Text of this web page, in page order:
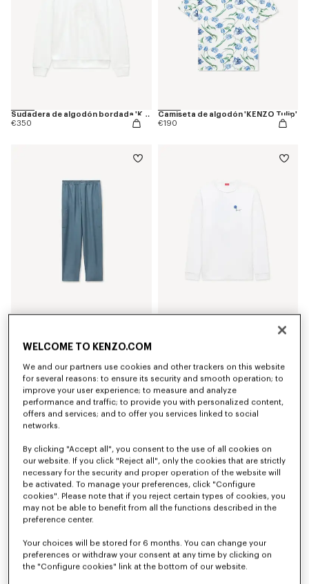
Sudadera de algodón bordada 'KENZO Tulip'
€350
Camiseta de algodón 'KENZO Tulip'
€190
€450
€490
WELCOME TO KENZO.COM
We and our partners use cookies and other trackers on this website
for several reasons: to ensure its security and smooth operation; to
improve your user experience; to measure and analyze
performance and traffic; to provide you with personalized content,
offers and services; and to offer you services linked to social
networks.
By clicking "Accept all", you consent to the use of all cookies on
our website. If you click "Reject all", only the cookies that are strictly
necessary for the security and proper operation of the website will
be activated. To manage your preferences, click "Configure
cookies". Please note that if you reject certain types of cookies, you
may not be able to benefit from all the functions described in the
preference center.
Your choices will be stored for 6 months. You can change your
preferences or withdraw your consent at any time by clicking on
the "Configure cookies" link at the bottom of our website.